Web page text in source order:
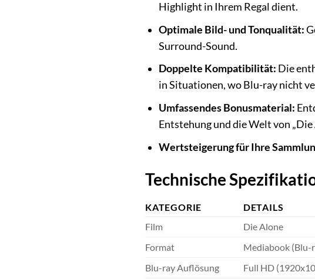
Highlight in Ihrem Regal dient.
Optimale Bild- und Tonqualität:
Surround-Sound.
Doppelte Kompatibilität: Die
in Situationen, wo Blu-ray nicht
Umfassendes Bonusmaterial:
Entstehung und die Welt von „Die
Wertsteigerung für Ihre
Technische
KATEGORIE
DETAILS
Film
Die Alone
Format
Mediabook (Blu-
Blu-ray Auflösung
Full HD